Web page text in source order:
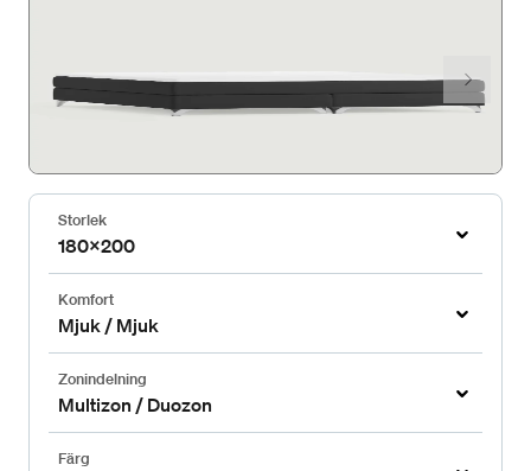
Storlek
180x200
Komfort
Mjuk / Mjuk
Zonindelning
Multizon / Duozon
Färg